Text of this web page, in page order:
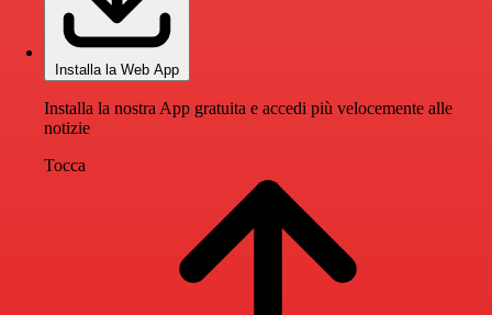
Installa la Web App
Installa la nostra App gratuita e accedi più velocemente alle
notizie
Tocca